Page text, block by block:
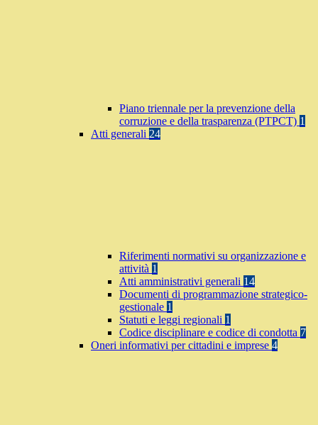
Piano triennale per la prevenzione della
corruzione e della trasparenza (PTPCT) 1
Atti generali 24
Riferimenti normativi su organizzazione e
attività 1
Atti amministrativi generali 14
Documenti di programmazione strategico-
gestionale 1
Statuti e leggi regionali 1
Codice disciplinare e codice di condotta 7
Oneri informativi per cittadini e imprese 4